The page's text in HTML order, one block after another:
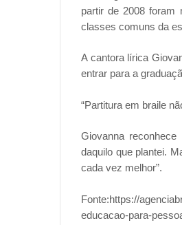
partir de 2008 foram
classes comuns da
A cantora lírica
entrar para a
“Partitura em braile
Giovanna
daquilo que plantei.
cada vez melhor”.
Fonte:https://
educacao-para-